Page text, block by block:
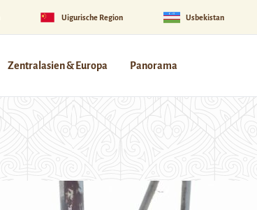
Uigurische Region Usbekistan
Zentralasien & Europa Panorama